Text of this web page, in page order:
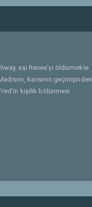
eşi Renee'yi öldürmekle
karısının geçmişinden
kişilik bölünmesi